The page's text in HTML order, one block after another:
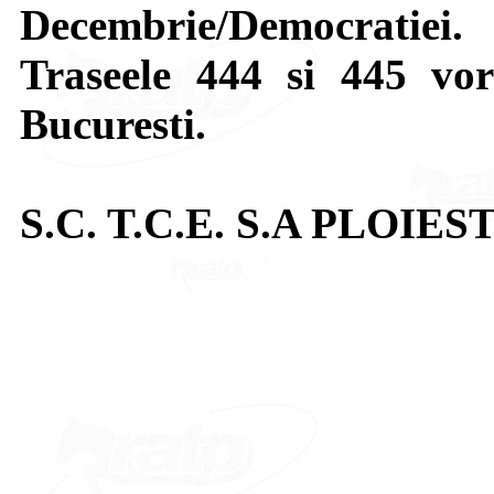
Decembrie/Democratiei.
Traseele 444 si 445
Bucuresti.
S.C. T.C.E. S.A